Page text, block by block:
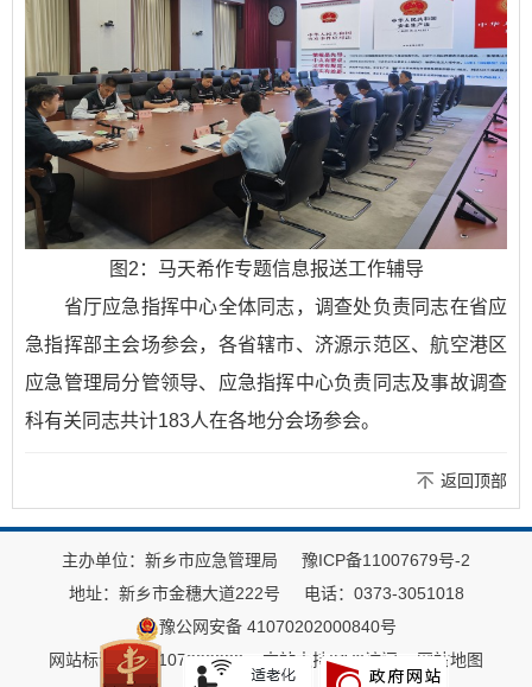
图2：马天希作专题信息报送工作辅导
省厅应急指挥中心全体同志，调查处负责同志在省应
急指挥部主会场参会，各省辖市、济源示范区、航空港区
应急管理局分管领导、应急指挥中心负责同志及事故调查
科有关同志共计183人在各地分会场参会。
返回顶部
主办单位：新乡市应急管理局
豫ICP备11007679号-2
地址：新乡市金穗大道222号
电话：0373-3051018
豫公网安备 41070202000840号
网站标识码：4107000022
本站支持IPV6访问 网站地图